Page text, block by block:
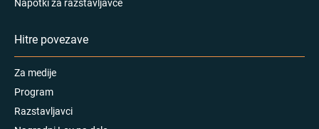
Hitre povezave
Za medije
Program
Razstavljavci